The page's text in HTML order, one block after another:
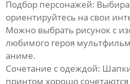
Подбор персонажей:
ориентируйтесь на свои
Можно выбрать рисунок с
любимого героя
аниме.
Сочетание с одеждой:
принтом хорошо